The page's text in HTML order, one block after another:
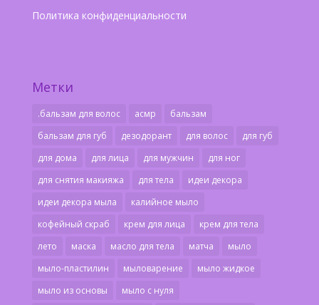
Политика конфиденциальности
Метки
.бальзам для волос асмр
бальзам
бальзам для губ
дезодорант для волос
для губ
для дома
для лица для мужчин
для ног
для снятия макияжа
для тела
идеи декора
идеи декора мыла
калийное мыло
кофейный скраб
крем для лица
крем для тела
лето
маска масло для тела матча
мыло
мыло-пластилин
мыловарение
мыло жидкое
мыло из основы
мыло с нуля